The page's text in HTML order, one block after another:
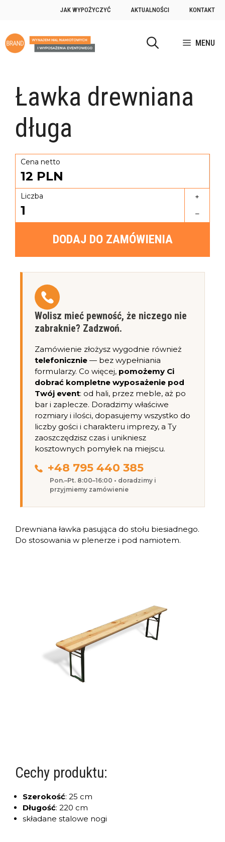
JAK WYPOŻYCZYĆ AKTUALNOŚCI KONTAKT
MENU
Cechy produktu:
Szerokość: 25 cm
Długość: 220 cm
składane stalowe nogi
Ławka drewniana
długa
Cena netto
12 PLN
Liczba
1
+
–
DODAJ DO ZAMÓWIENIA
Wolisz mieć pewność, że niczego nie
zabraknie? Zadzwoń.
Zamówienie złożysz wygodnie również
telefonicznie — bez wypełniania
formularzy. Co więcej, pomożemy Ci
dobrać kompletne wyposażenie pod
Twój event: od hali, przez meble, aż po
bar i zaplecze. Doradzimy właściwe
rozmiary i ilości, dopasujemy wszystko do
liczby gości i charakteru imprezy, a Ty
zaoszczędzisz czas i unikniesz
kosztownych pomyłek na miejscu.
+48 795 440 385
Pon.–Pt. 8:00–16:00 • doradzimy i
przyjmiemy zamówienie
Drewniana ławka pasująca do stołu biesiadnego.
Do stosowania w plenerze i pod namiotem.